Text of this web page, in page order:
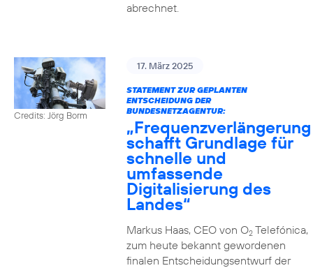
abrechnet.
Credits: Jörg Borm
17. März 2025
STATEMENT ZUR GEPLANTEN
ENTSCHEIDUNG DER
BUNDESNETZAGENTUR:
„Frequenzverlängerung
schafft Grundlage für
schnelle und
umfassende
Digitalisierung des
Landes“
Markus Haas, CEO von O2Telefónica,
zum heute bekannt gewordenen
finalen Entscheidungsentwurf der